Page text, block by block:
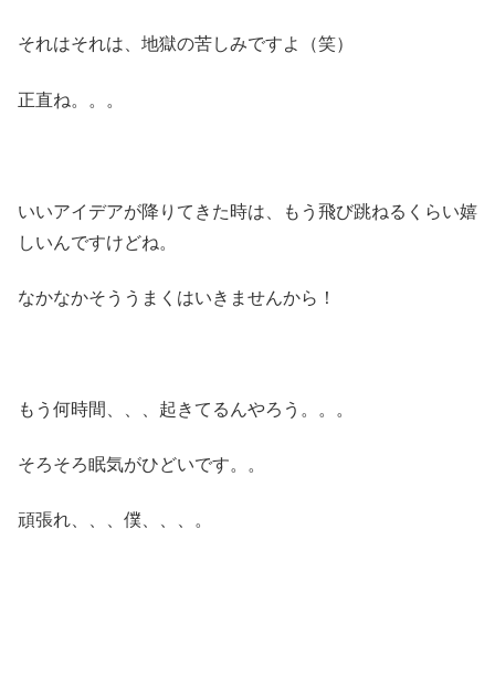
それはそれは、地獄の苦しみですよ（笑）
正直ね。。。
いいアイデアが降りてきた時は、もう飛び跳ねるくらい嬉
しいんですけどね。
なかなかそううまくはいきませんから！
もう何時間、、、起きてるんやろう。。。
そろそろ眠気がひどいです。。
頑張れ、、、僕、、、。